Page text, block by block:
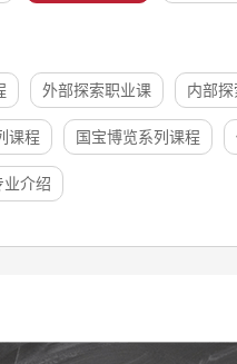
外部探索职业课 内部
课程 国宝博览系列课程
介绍